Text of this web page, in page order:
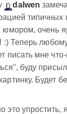
dalwen
типичных
очень
:) Теперь
писать мне
буду
Будет
это упростить,